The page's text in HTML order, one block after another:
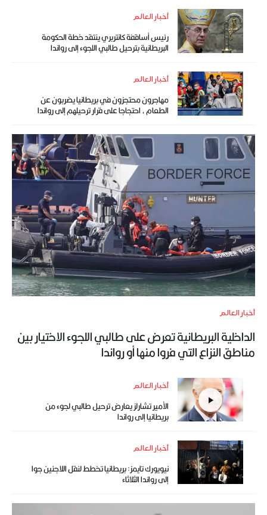
أخبار العالم
رئيس أساقفة كانتربري ينتقد خطة الحكومة
البريطانية بترحيل طالبي اللجوء إلى رواندا
أخبار العالم
مهاجرون محتجزون في بريطانيا يضربون عن
الطعام ، احتجاجا على قرار ترحيلهم إلى رواندا
أخبار العالم
الداخلية البريطانية تعرض على طالبي اللجوء الاختيار بين
مناطق النزاع التي فروا منها أو رواندا
أخبار العالم
الأمير تشارلز يعارض ترحيل طالبي لجوء من
بريطانيا إلى رواندا
أخبار العالم
نيويورك تايمز: بريطانيا تخطط لنقل اللاجئين جوا
إلى رواندا الثلاثاء